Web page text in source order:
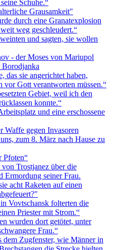
Schuhe.“
Grausamkeit"
durch eine Granatexplosion
weg geschleudert.“
und sagten, sie wollen
- der Moses von Mariupol
das sie angerichtet haben,
vor Gott verantworten müssen.“
Gebiet, weil ich den
konnte.“
und eine erschossene
Waffe gegen Invasoren
zum 8. März nach Hause zu
Pfoten“
Trostjanez über die
Ermordung seiner Frau.
acht Raketen auf einen
Vovtschansk folterten die
Priester mit Strom.“
wurden dort getötet, unter
Frau.“
dem Zugfenster, wie Männer in